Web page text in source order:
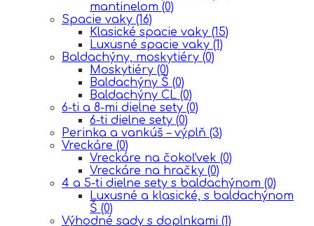
mantinelom (0)
Spacie vaky (16)
Klasické spacie vaky (15)
Luxusné spacie vaky (1)
Baldachýny, moskytiéry (0)
Moskytiéry (0)
Baldachýny Š (0)
Baldachýny CL (0)
6-ti a 8-mi dielne sety (0)
6-ti dielne sety (0)
Perinka a vankúš – výplň (3)
Vreckáre (0)
Vreckáre na čokoľvek (0)
Vreckáre na hračky (0)
4 a 5-ti dielne sety s baldachýnom (0)
Luxusné a klasické, s baldachýnom
Š (0)
Výhodné sady s doplnkami (1)